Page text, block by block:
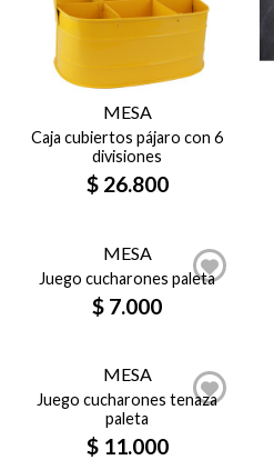
MESA
Caja cubiertos pájaro con 6
divisiones
$26.800
MESA
Juego cucharones paleta
$ 7.000
MESA
Juego cucharones tenaza
paleta
$11.000